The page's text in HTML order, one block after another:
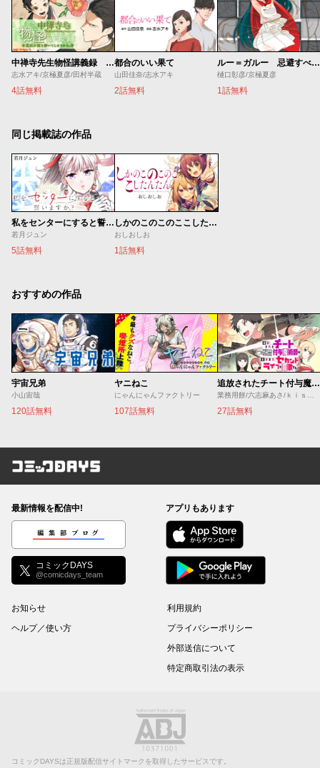
中禅寺先生物怪講義録 先生が謎を解いてしまうから。
志水アキ/京極夏彦/田村半蔵
4話無料
都合のいい果て
山田佳奈/志水アキ
2話無料
ルー＝ガルー 忌避すべき狼
樋口彰彦/京極夏彦
1話無料
同じ掲載誌の作品
私をセンターにすると誓いますか？
若月ジュン
5話無料
しかのこのこのここしたんたん
おしおしお
1話無料
おすすめの作品
宇宙兄弟
小山宙哉
120話無料
ヤニねこ
にゃんにゃんファクトリー
107話無料
追放されたチート付与魔術師は気ままなセカンドライフを謳歌する。 ～俺は武器だけじゃなく、あらゆるものに『強化ポイント』を付与できるし、俺の意思でいつでも効果を解除できるけど、残った人たち大丈夫？～
業務用餅/六志麻あさ/ｋｉｓｕｉ
27話無料
コミックDAYS
最新情報を配信中!
編集部ブログ
コミックDAYS
@comicdays_team
アプリもあります
お知らせ
ヘルプ／使い方
利用規約
プライバシーポリシー
外部送信について
特定商取引法の表示
コミックDAYSは正規版配信サイトマークを取得したサービスです。